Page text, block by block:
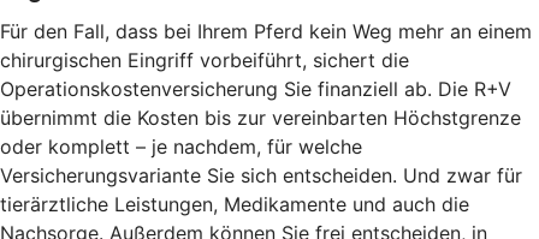
Für den Fall, dass bei Ihrem Pferd kein Weg mehr an einem
chirurgischen Eingriff vorbeiführt, sichert die
Operationskostenversicherung Sie finanziell ab. Die R+V
übernimmt die Kosten bis zur vereinbarten Höchstgrenze
oder komplett – je nachdem, für welche
Versicherungsvariante Sie sich entscheiden. Und zwar für
tierärztliche Leistungen, Medikamente und auch die
Nachsorge. Außerdem können Sie frei entscheiden, in